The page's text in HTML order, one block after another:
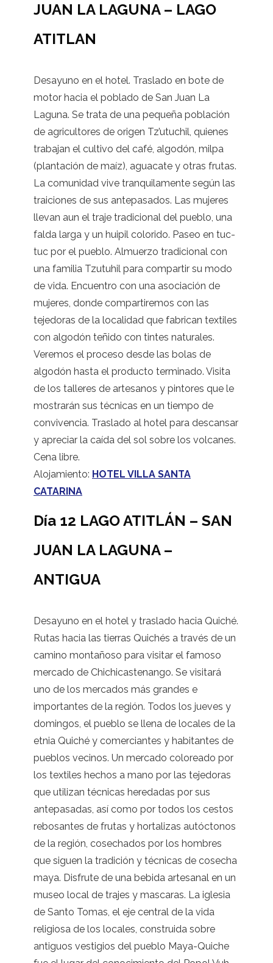
JUAN LA LAGUNA – LAGO
ATITLAN
Desayuno en el hotel. Traslado en bote de
motor hacia el poblado de San Juan La
Laguna. Se trata de una pequeña población
de agricultores de origen Tz’utuchil, quienes
trabajan el cultivo del café, algodón, milpa
(plantación de maíz), aguacate y otras frutas.
La comunidad vive tranquilamente según las
traiciones de sus antepasados. Las mujeres
llevan aun el traje tradicional del pueblo, una
falda larga y un huipil colorido. Paseo en tuc-
tuc por el pueblo. Almuerzo tradicional con
una familia Tzutuhil para compartir su modo
de vida. Encuentro con una asociación de
mujeres, donde compartiremos con las
tejedoras de la localidad que fabrican textiles
con algodón teñido con tintes naturales.
Veremos el proceso desde las bolas de
algodón hasta el producto terminado. Visita
de los talleres de artesanos y pintores que le
mostrarán sus técnicas en un tiempo de
convivencia. Traslado al hotel para descansar
y apreciar la caída del sol sobre los volcanes.
Cena libre.
Alojamiento: HOTEL VILLA SANTA
CATARINA
Día 12 LAGO ATITLÁN – SAN
JUAN LA LAGUNA –
ANTIGUA
Desayuno en el hotel y traslado hacia Quiché.
Rutas hacia las tierras Quichés a través de un
camino montañoso para visitar el famoso
mercado de Chichicastenango. Se visitará
uno de los mercados más grandes e
importantes de la región. Todos los jueves y
domingos, el pueblo se llena de locales de la
etnia Quiché y comerciantes y habitantes de
pueblos vecinos. Un mercado coloreado por
los textiles hechos a mano por las tejedoras
que utilizan técnicas heredadas por sus
antepasadas, así como por todos los cestos
rebosantes de frutas y hortalizas autóctonos
de la región, cosechados por los hombres
que siguen la tradición y técnicas de cosecha
maya. Disfrute de una bebida artesanal en un
museo local de trajes y mascaras. La iglesia
de Santo Tomas, el eje central de la vida
religiosa de los locales, construida sobre
antiguos vestigios del pueblo Maya-Quiche